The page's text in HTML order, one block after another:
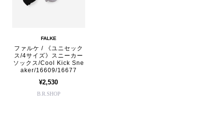
FALKE
ファルケ / 《ユニセック
ス/4サイズ》スニーカー
ソックス/Cool Kick Sne
aker/16609/16677
¥2,530
B.R.SHOP